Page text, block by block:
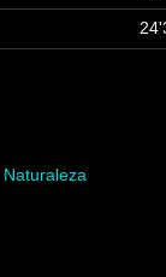
Naturaleza